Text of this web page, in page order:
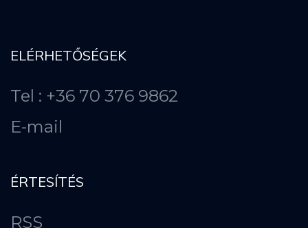
ELÉRHETŐSÉGEK
Tel : +36 70 376 9862
E-mail
ÉRTESÍTÉS
RSS